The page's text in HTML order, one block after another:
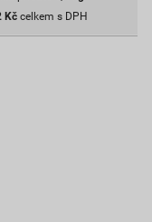
Kč celkem s DPH